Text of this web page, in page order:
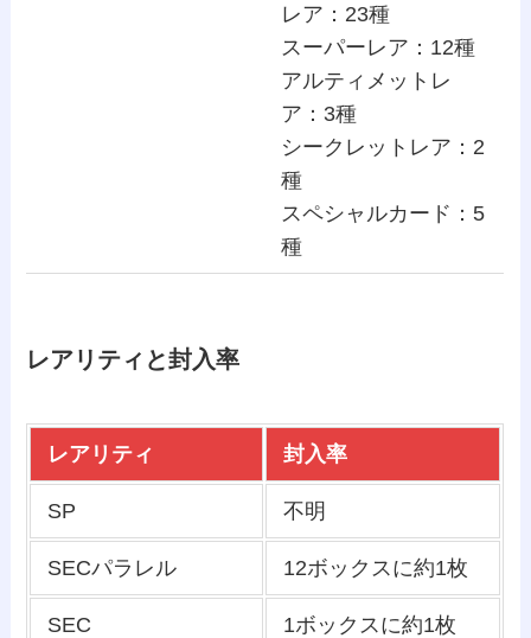
レア：23種
スーパーレア：12種
アルティメットレ
ア：3種
シークレットレア：2
種
スペシャルカード：5
種
レアリティと封入率
レアリティ 封入率
SP 不明
SECパラレル 12ボックスに約1枚
SEC 1ボックスに約1枚